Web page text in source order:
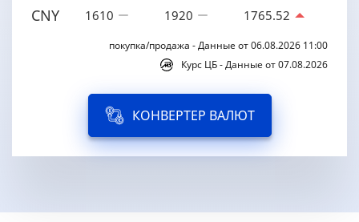
CNY 1610 1920 1765.52
покупка/продажа - Данные от 06.08.2026 11:00
Курс ЦБ - Данные от 07.08.2026
КОНВЕРТЕР ВАЛЮТ